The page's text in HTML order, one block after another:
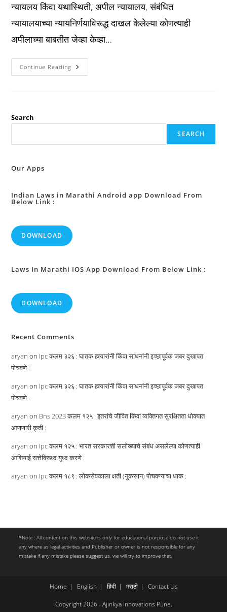
न्यायलय किंवा यथास्थिती, अपील न्यायालय, संबंधित
न्यायालयाच्या न्यायनिर्णयाविरूद्ध दाखल केलेल्या कोणत्याही
अपीलाच्या बाबतीत जेव्हा केव्हा…
Continue Reading Bnss
कलम
होण्यासाठी
जामीन
Search
SEARCH
Our Apps
Indian Laws in Marathi Android app Download From
Below Link :
DOWNLOAD
Laws In Marathi IOS App Download From Below Link :
DOWNLOAD
Recent Comments
aryan on Ipc कलम ३२६ : घातक हत्यारांनी किंवा साधनांनी इच्छापूर्वक जबर दुखापत
पोचवणे :
aryan on Ipc कलम ३२६ : घातक हत्यारांनी किंवा साधनांनी इच्छापूर्वक जबर दुखापत
पोचवणे :
aryan on Bns 2023 कलम १२५ : इतरांचे जीवित किंवा व्यक्तिगत सुरक्षितता धोक्यात
आणणारी कृती :
aryan on Ipc कलम १२५ : भारत सरकारशी सलोख्याचे संबंध असलेल्या कोणत्याही
आशियाई सत्तेविरूध्द युध्द करणे :
aryan on Ipc कलम १८९ : लोकसेवकाला क्षती (नुकसान) पोचवण्याचा धाक :
*Note : All content on this website is only for educational purpose do not use it
any where as legal activities and Publisher or owner is not responsible for any
mistake if any mistake please suggest us. we will try to improve that.
Home English हिंदी मराठी Contact Us
Copyright 2026 - Ajinkya Innovations Pune.